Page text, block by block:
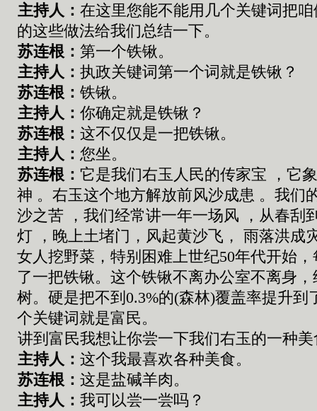
主持人： 在这里您能不能用几个关键词把
的这些做法给我们总结一下。
苏连根 ： 第一个铁锹。
主持人： 执政关键词第一个词就是铁锹 ？
苏连根 ： 铁锹。
主持人： 你确定就是铁锹？
苏连根 ： 这不仅仅是一把铁锹。
主持人： 您坐。
苏连根 ： 它是我们右玉人民的传家宝 ， 它
神 。右玉这个地方解放前风沙成患 。我们
沙之苦
，我们经常讲一年一场风 ， 从春刮
灯 ， 晚上土堵门 ， 风起黄沙飞 ， 雨落洪成
女人挖野菜 ，特别困难上世纪50年代开始，
了一把铁锹。这个铁锹不离办公室不离身 ，
树。硬是把不到0.3%的(森林)覆盖率提升到
个关键词就是富民。
讲到富民我想让你尝一下我们右玉的一种
主持人： 这个我最喜欢各种美食。
苏连根 ： 这是盐碱羊肉。
主持人： 我可以尝一尝吗 ？